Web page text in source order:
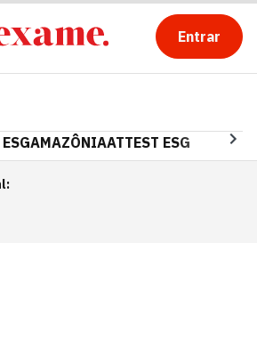
Entrar
AMAZÔNIAATTEST ESG
: